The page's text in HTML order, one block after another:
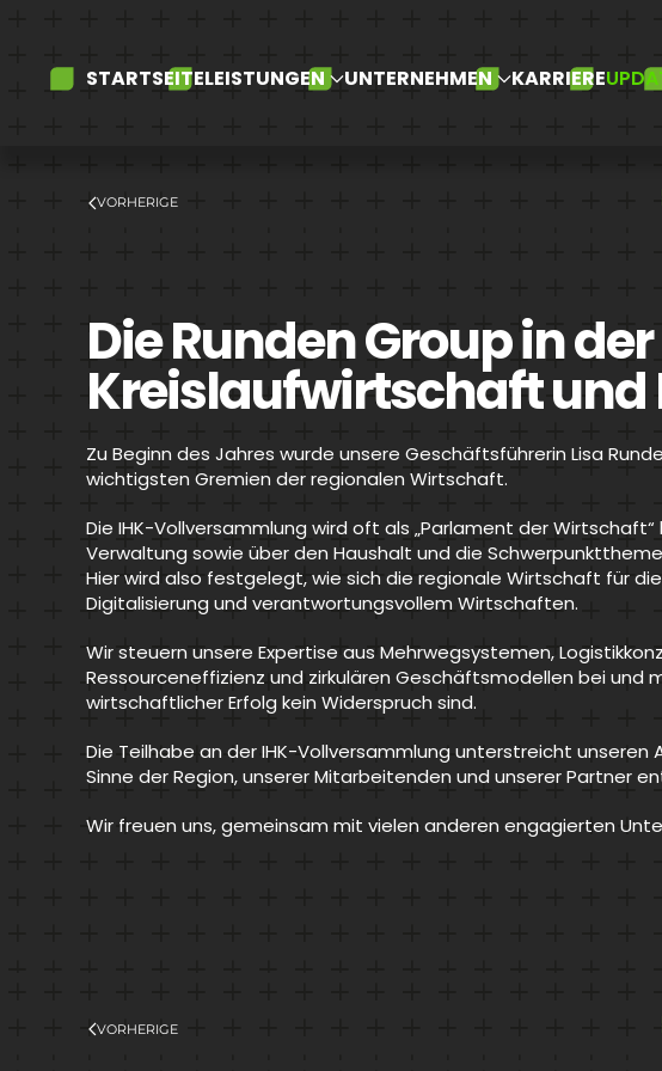
Skip to main content
STARTSEITELEISTUNGEN UNTERNEHMEN KARRIERE
VORHERIGE
Die Runden Group in
Kreislaufwirtschaft
Zu Beginn des Jahres wurde unsere Geschäftsführerin Lisa
wichtigsten Gremien der regionalen Wirtschaft.
Die IHK-Vollversammlung wird oft als „Parlament der
Verwaltung sowie über den Haushalt und die
Hier wird also festgelegt, wie sich die regionale Wirtschaft für
Digitalisierung und verantwortungsvollem Wirtschaften.
Wir steuern unsere Expertise aus Mehrwegsystemen,
Ressourceneffizienz und zirkulären Geschäftsmodellen bei
wirtschaftlicher Erfolg kein Widerspruch sind.
Die Teilhabe an der IHK-Vollversammlung unterstreicht
Sinne der Region, unserer Mitarbeitenden und unserer Partner
Wir freuen uns, gemeinsam mit vielen anderen engagierten
VORHERIGE